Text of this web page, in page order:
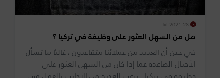
28 Jul 2021
هل من السهل العثور على وظيفة في تركيا ؟
في حين أن العديد من عملائنا متقاعدون ، غالبًا ما تسأل
الأجيال الصاعدة عما إذا كان من السهل العثور على